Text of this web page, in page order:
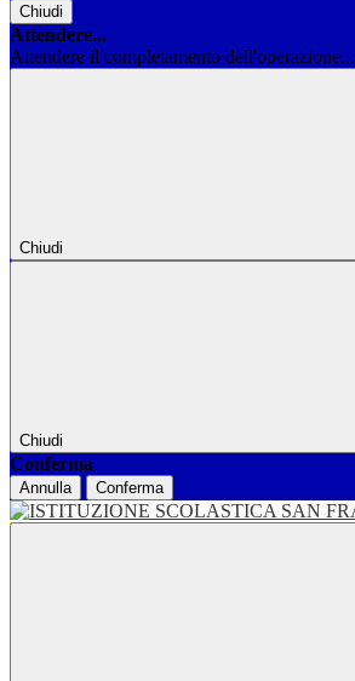
Chiudi
Attendere...
Attendere il completamento dell'operazione...
Chiudi
Chiudi
Conferma
Annulla Conferma